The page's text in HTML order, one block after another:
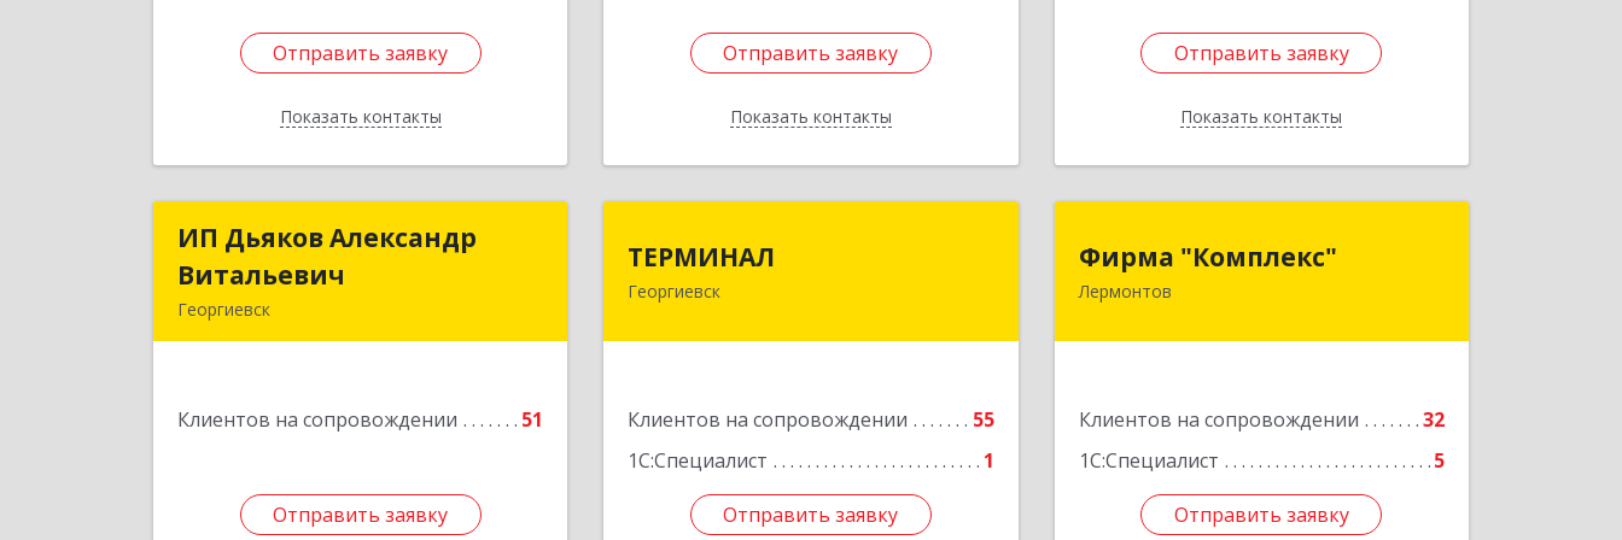
Отправить заявку
Показать контакты
Отправить заявку
Назад
Отправить заявку
Показать контакты
Отправить заявку
Назад
Отправить заявку
Показать контакты
Отправить заявку
Назад
ИП Дьяков Александр
Витальевич
Георгиевск
Клиентов на сопровождении 51
Отправить заявку
ИП Дьяков Александр
Отправить заявку
ТЕРМИНАЛ
Георгиевск
Клиентов на сопровождении
55
1С:Специалист
1
Отправить заявку
357820, Ставропольский край,
Отправить заявку
Фирма "Комплекс"
Лермонтов
Клиентов на сопровождении
32
1С:Специалист
5
Отправить заявку
357348, Ставропольский край,
Подробнее
Отправить заявку